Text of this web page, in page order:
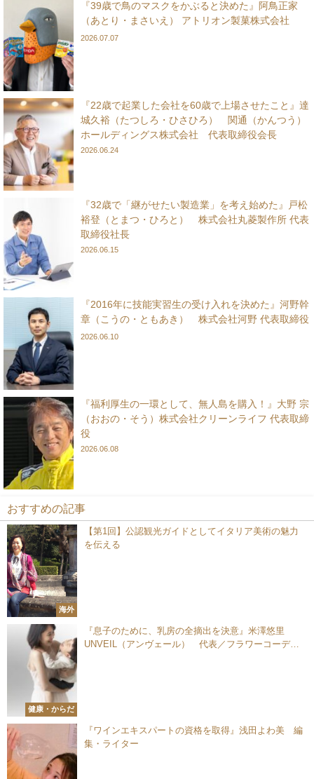
『39歳で鳥のマスクをかぶると決めた』阿鳥正家
（あとり・まさいえ） アトリオン製菓株式会社
2026.07.07
『22歳で起業した会社を60歳で上場させたこと』達
城久裕（たつしろ・ひさひろ） 関通（かんつう）
ホールディングス株式会社 代表取締役会長
2026.06.24
『32歳で「継がせたい製造業」を考え始めた』戸松
裕登（とまつ・ひろと） 株式会社丸菱製作所 代表
取締役社長
2026.06.15
『2016年に技能実習生の受け入れを決めた』河野幹
章（こうの・ともあき） 株式会社河野 代表取締役
2026.06.10
『福利厚生の一環として、無人島を購入！』大野 宗
（おおの・そう）株式会社クリーンライフ 代表取締
役
2026.06.08
おすすめの記事
海外
【第1回】公認観光ガイドとしてイタリア美術の魅力
を伝える
健康・からだ
『息子のために、乳房の全摘出を決意』米澤悠里
UNVEIL（アンヴェール） 代表／フラワーコーディ
『ワインエキスパートの資格を取得』浅田よわ美 編
集・ライター